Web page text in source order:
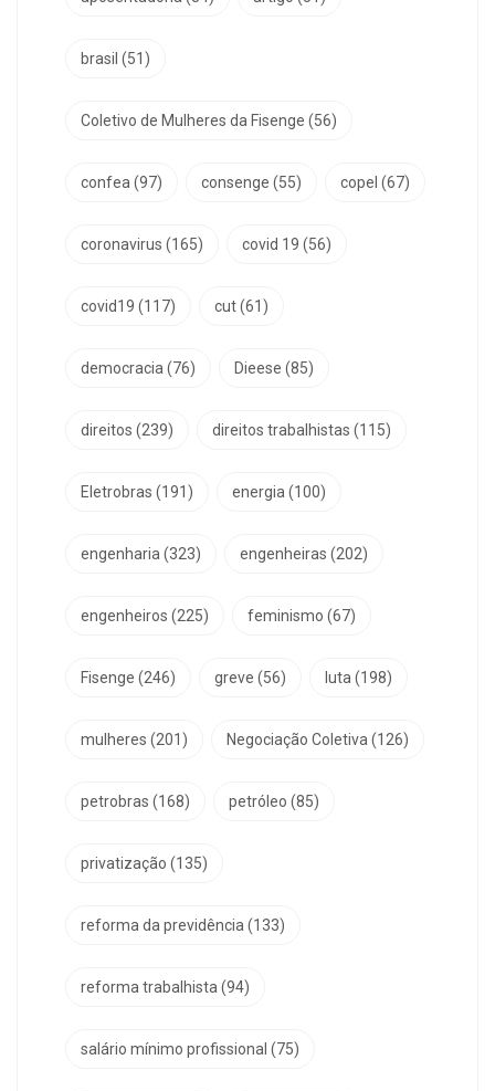
brasil (51)
Coletivo de Mulheres da Fisenge (56)
confea (97) consenge (55) copel (67)
coronavirus (165) covid 19 (56)
covid19 (117) cut(61)
democracia (76) Dieese (85)
direitos (239) direitos trabalhistas (115)
Eletrobras (191) energia (100)
engenharia (323) engenheiras (202)
engenheiros (225) feminismo (67)
Fisenge (246) greve (56) luta (198)
mulheres (201) Negociação Coletiva (126)
petrobras (168) petróleo (85)
privatização (135)
reforma da previdência (133)
reforma trabalhista (94)
salário mínimo profissional (75)